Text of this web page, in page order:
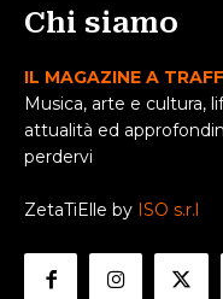
Chi siamo
IL MAGAZINE A
Musica, arte e cultura,
attualità ed
perdervi
ZetaTiElle by ISO s.r.l